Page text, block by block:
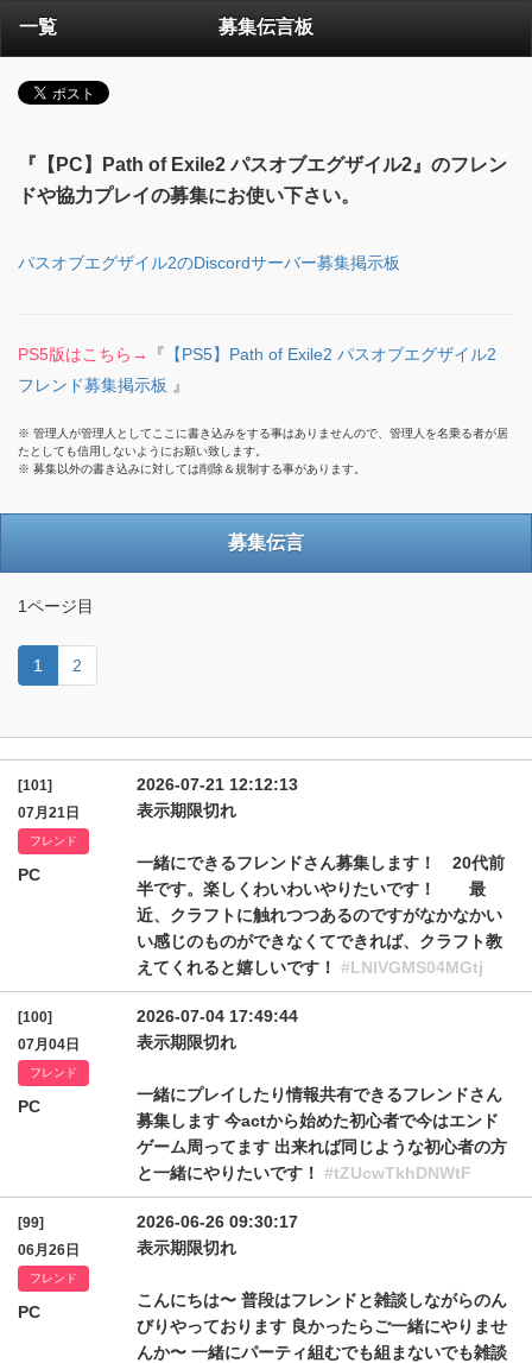
一覧 募集伝言板
『【PC】Path of Exile2 パスオブエグザイル2』のフレン
ドや協力プレイの募集にお使い下さい。
パスオブエグザイル2のDiscordサーバー募集掲示板
PS5版はこちら→ 『 【PS5】Path of Exile2 パスオブエグザイル2
フレンド募集掲示板 』
※ 管理人が管理人としてここに書き込みをする事はありませんので、管理人を名乗る者が居
たとしても信用しないようにお願い致します。
※ 募集以外の書き込みに対しては削除＆規制する事があります。
募集伝言
1ページ目
1 2
[101]
07月21日
フレンド
PC
2026-07-21 12:12:13
表示期限切れ
一緒にできるフレンドさん募集します！ 20代前
半です。楽しくわいわいやりたいです！ 最
近、クラフトに触れつつあるのですがなかなかい
い感じのものができなくてできれば、クラフト教
えてくれると嬉しいです！ #LNlVGMS04MGtj
[100]
07月04日
フレンド
PC
2026-07-04 17:49:44
表示期限切れ
一緒にプレイしたり情報共有できるフレンドさん
募集します 今actから始めた初心者で今はエンド
ゲーム周ってます 出来れば同じような初心者の方
と一緒にやりたいです！ #tZUcwTkhDNWtF
[99]
06月26日
フレンド
PC
2026-06-26 09:30:17
表示期限切れ
こんにちは〜 普段はフレンドと雑談しながらのん
びりやっております 良かったらご一緒にやりませ
んか〜 一緒にパーティ組むでも組まないでも雑談